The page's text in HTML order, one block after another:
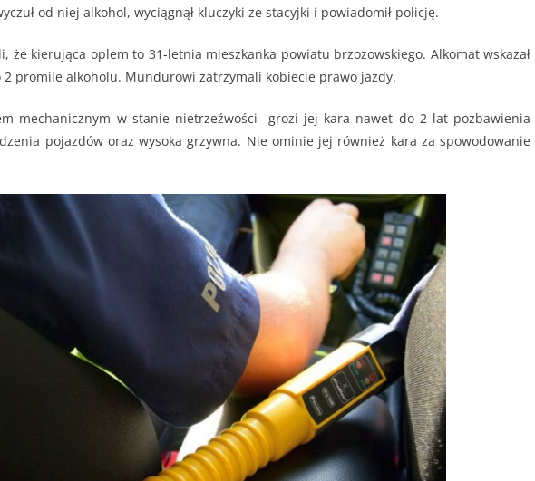
od niej alkohol, wyciągnął kluczyki ze stacyjki i powiadomił policję.
że kierująca oplem to 31-letnia mieszkanka powiatu brzozowskiego. Alkomat wskazał
promile alkoholu. Mundurowi zatrzymali kobiecie prawo jazdy.
mechanicznym w stanie nietrzeźwości grozi jej kara nawet do 2 lat pozbawienia
pojazdów oraz wysoka grzywna. Nie ominie jej również kara za spowodowanie